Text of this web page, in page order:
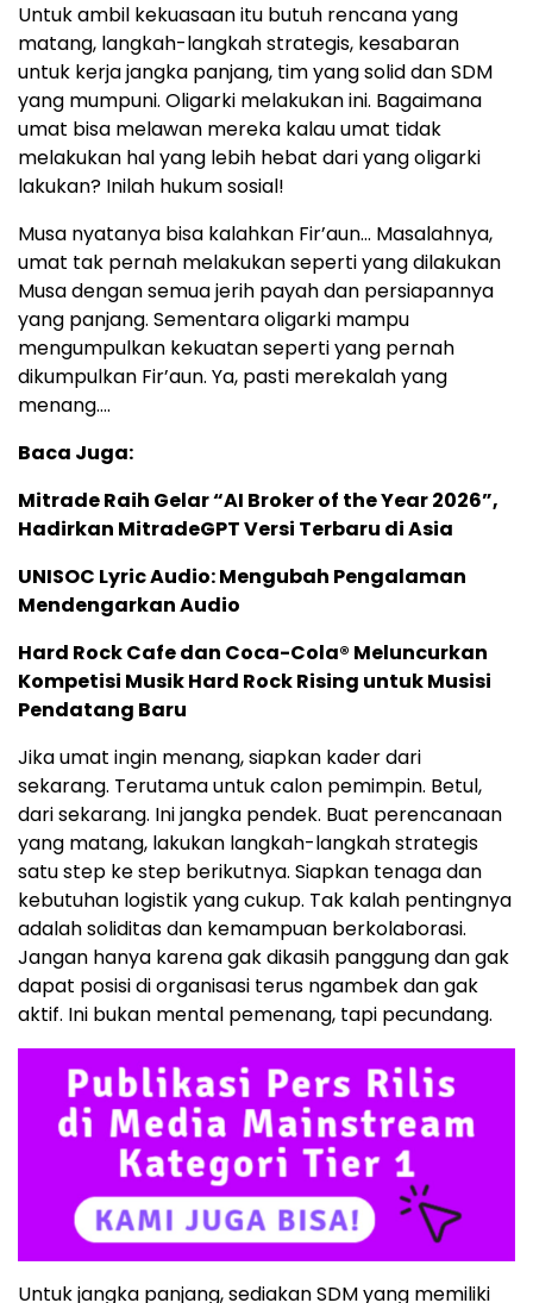
Untuk ambil kekuasaan itu butuh rencana yang
matang, langkah-langkah strategis, kesabaran
untuk kerja jangka panjang, tim yang solid dan SDM
yang mumpuni. Oligarki melakukan ini. Bagaimana
umat bisa melawan mereka kalau umat tidak
melakukan hal yang lebih hebat dari yang oligarki
lakukan? Inilah hukum sosial!
Musa nyatanya bisa kalahkan Fir’aun… Masalahnya,
umat tak pernah melakukan seperti yang dilakukan
Musa dengan semua jerih payah dan persiapannya
yang panjang. Sementara oligarki mampu
mengumpulkan kekuatan seperti yang pernah
dikumpulkan Fir’aun. Ya, pasti merekalah yang
menang….
Baca Juga:
Mitrade Raih Gelar “AI Broker of the Year 2026”,
Hadirkan MitradeGPT Versi Terbaru di Asia
UNISOC Lyric Audio: Mengubah Pengalaman
Mendengarkan Audio
Hard Rock Cafe dan Coca-Cola® Meluncurkan
Kompetisi Musik Hard Rock Rising untuk Musisi
Pendatang Baru
Jika umat ingin menang, siapkan kader dari
sekarang. Terutama untuk calon pemimpin. Betul,
dari sekarang. Ini jangka pendek. Buat perencanaan
yang matang, lakukan langkah-langkah strategis
satu step ke step berikutnya. Siapkan tenaga dan
kebutuhan logistik yang cukup. Tak kalah pentingnya
adalah soliditas dan kemampuan berkolaborasi.
Jangan hanya karena gak dikasih panggung dan gak
dapat posisi di organisasi terus ngambek dan gak
aktif. Ini bukan mental pemenang, tapi pecundang.
Untuk jangka panjang, sediakan SDM yang memiliki